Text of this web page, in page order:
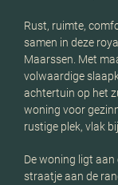
Rust, ruimte,
samen in deze
Maarssen. Met
volwaardige
achtertuin op het
woning voor
rustige plek, vlak
De woning ligt
straatje aan de